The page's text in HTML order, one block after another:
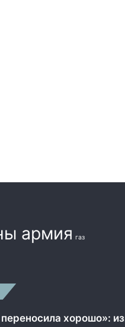
армия газ
хорошо»: